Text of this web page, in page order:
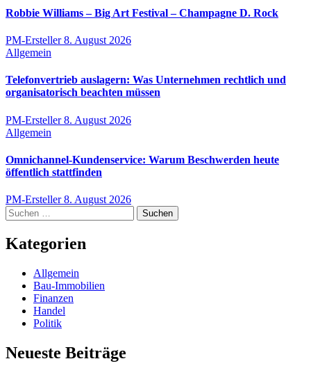
Robbie Williams – Big Art Festival – Champagne D. Rock
PM-Ersteller8. August 2026
Allgemein
Telefonvertrieb auslagern: Was Unternehmen rechtlich und
organisatorisch beachten müssen
PM-Ersteller8. August 2026
Allgemein
Omnichannel-Kundenservice: Warum Beschwerden heute
öffentlich stattfinden
PM-Ersteller8. August 2026
Suchen
nach:
Kategorien
Allgemein
Bau-Immobilien
Finanzen
Handel
Politik
Neueste Beiträge